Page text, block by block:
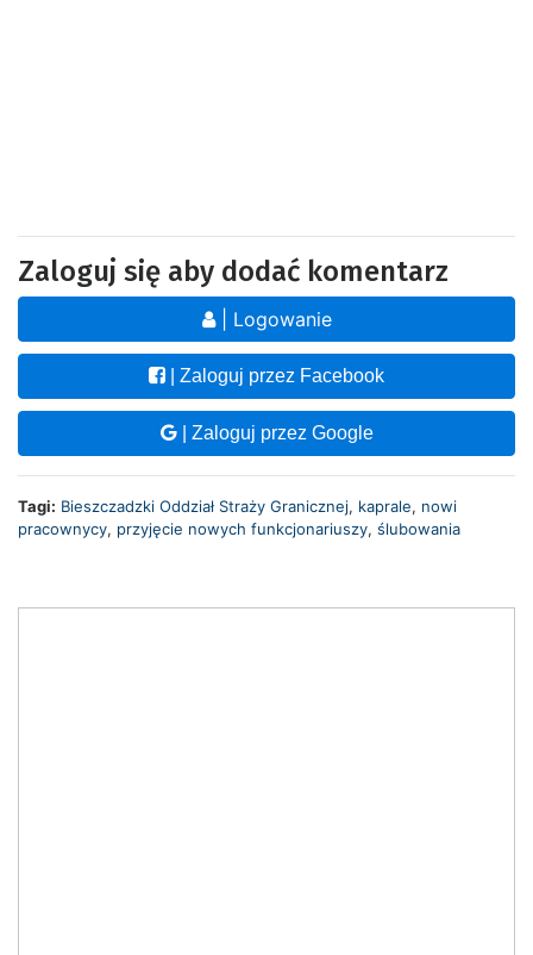
Zaloguj się aby dodać komentarz
| Logowanie
| Zaloguj przez Facebook
| Zaloguj przez Google
Tagi: Bieszczadzki Oddział Straży Granicznej, kaprale, nowi
pracownycy, przyjęcie nowych funkcjonariuszy, ślubowania